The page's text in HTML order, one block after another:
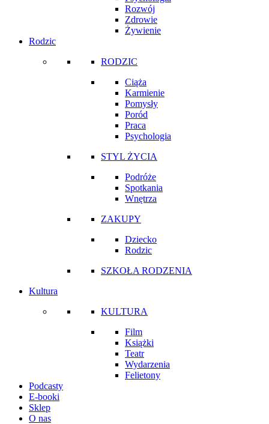
Rozwój
Zdrowie
Żywienie
Rodzic
RODZIC
Ciąża
Karmienie
Pomysły
Poród
Praca
Psychologia
STYL ŻYCIA
Podróże
Spotkania
Wnętrza
ZAKUPY
Dziecko
Rodzic
SZKOŁA RODZENIA
Kultura
KULTURA
Film
Książki
Teatr
Wydarzenia
Felietony
Podcasty
E-booki
Sklep
O nas